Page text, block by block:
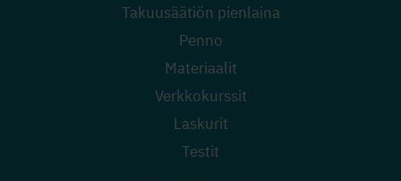
Takuusäätiön pienlaina
Penno
Materiaalit
Verkkokurssit
Laskurit
Testit